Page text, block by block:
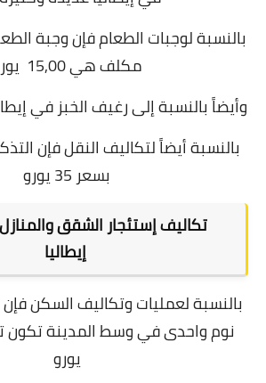
بالنسبة لوجبات الطعام فإن وجبة
مكلف هي 15,00 يورو
وأيضاً بالنسبة إلى رغيف الخبز في إيطاليا
بالنسبة أيضاً لتكاليف النقل فإن
بسعر 35 يورو
تكاليف إستئجار الشقق
إيطاليا
بالنسبة لعمليات وتكاليف السكن
يورو